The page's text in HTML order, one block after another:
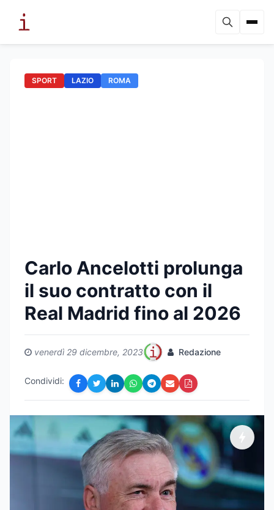
SPORT LAZIO ROMA
Carlo Ancelotti prolunga
il suo contratto con il
Real Madrid fino al 2026
venerdì 29 dicembre, 2023 Redazione
Condividi: